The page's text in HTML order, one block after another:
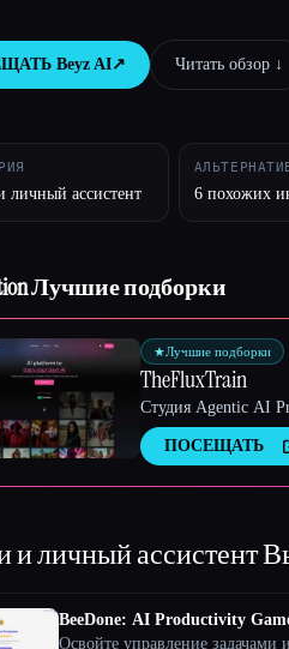
Beyz AI↗︎ Читать обзор ↓︎
личный ассистент 6 похожих
Лучшие подборки
★Лучшие подборки
TheFluxTrain
Студия Agentic AI
ПОСЕЩАТЬ
и личный ассистент
BeeDone: AI Productivity
Освойте управление задачами и